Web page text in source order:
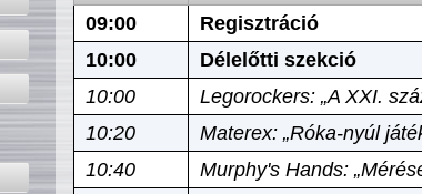
09:00
Regisztráció
10:00
Délelőtti szekció
10:00
Legorockers: „A XXI.
10:20
Materex: „Róka-nyúl
10:40
Murphy's Hands: